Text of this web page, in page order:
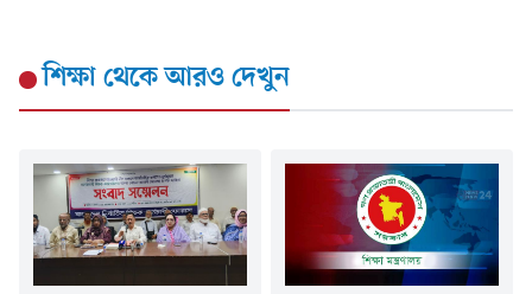
শিক্ষাথেকে আরও দেখুন